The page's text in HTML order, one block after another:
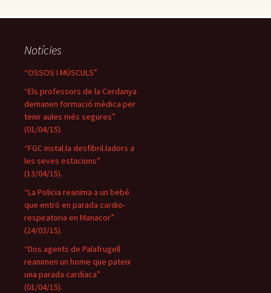
Notícies
“OSSOS I MÚSCULS”
“Els professors de la Cerdanya
demanen formació mèdica per
tenir aules més segures”
(01/04/15).
“FGC instal.la desfibril.ladors a
les seves estacions”
(13/04/15).
“La Policia reanima a un bebé
que entró en parada cardio-
respiratoria en Manacor”
(24/03/15).
“Dos agents de Palafrugell
reanimen un home que pateix
una parada cardíaca”
(01/04/15).